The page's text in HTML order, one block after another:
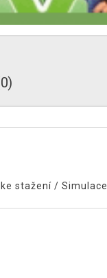
ke stažení/ Simulace